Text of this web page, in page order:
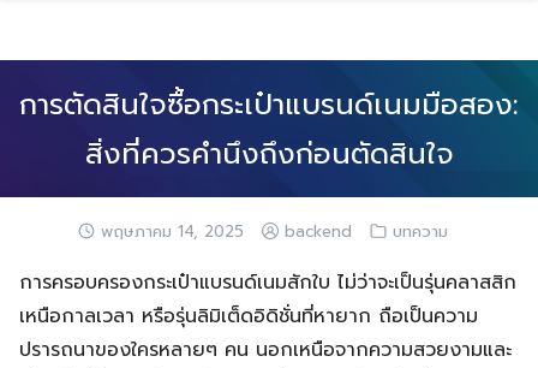
การตัดสินใจซื้อกระเป๋าแบรนด์เนมมือสอง:
สิ่งที่ควรคำนึงถึงก่อนตัดสินใจ
พฤษภาคม 14, 2025 backend บทความ
การครอบครองกระเป๋าแบรนด์เนมสักใบ ไม่ว่าจะเป็นรุ่นคลาสสิก
เหนือกาลเวลา หรือรุ่นลิมิเต็ดอิดิชั่นที่หายาก ถือเป็นความ
ปรารถนาของใครหลายๆ คน นอกเหนือจากความสวยงามและ